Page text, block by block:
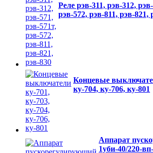
Реле рэв-311, рэв-312,
рэв-572, рэв-811, рэв-821,
Концевые
ку-704, ку-706, ку-801
Аппарат
1уби-40/220-